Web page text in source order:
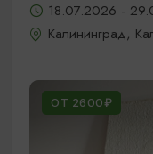
18.07.2026 -
Калининград,
ОТ 2600₽